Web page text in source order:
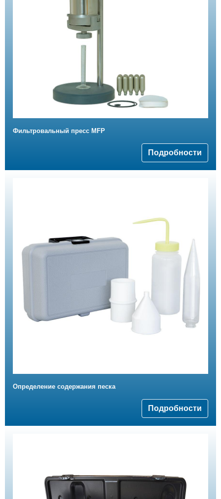
Фильтровальный пресс MFP
Подробности
Определение содержания песка
Подробности